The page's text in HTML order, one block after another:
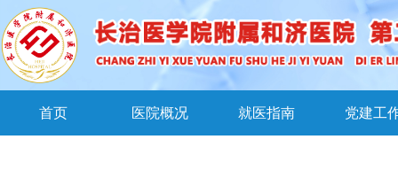
首页 医院概况 就医指南 党建工